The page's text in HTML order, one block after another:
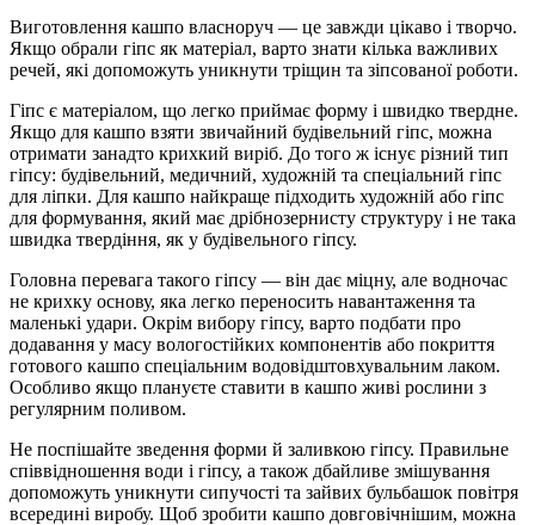
Виготовлення кашпо власноруч — це завжди цікаво і творчо.
Якщо обрали гіпс як матеріал, варто знати кілька важливих
речей, які допоможуть уникнути тріщин та зіпсованої роботи.
Гіпс є матеріалом, що легко приймає форму і швидко твердне.
Якщо для кашпо взяти звичайний будівельний гіпс, можна
отримати занадто крихкий виріб. До того ж існує різний тип
гіпсу: будівельний, медичний, художній та спеціальний гіпс
для ліпки. Для кашпо найкраще підходить художній або гіпс
для формування, який має дрібнозернисту структуру і не така
швидка твердіння, як у будівельного гіпсу.
Головна перевага такого гіпсу — він дає міцну, але водночас
не крихку основу, яка легко переносить навантаження та
маленькі удари. Окрім вибору гіпсу, варто подбати про
додавання у масу вологостійких компонентів або покриття
готового кашпо спеціальним водовідштовхувальним лаком.
Особливо якщо плануєте ставити в кашпо живі рослини з
регулярним поливом.
Не поспішайте зведення форми й заливкою гіпсу. Правильне
співвідношення води і гіпсу, а також дбайливе змішування
допоможуть уникнути сипучості та зайвих бульбашок повітря
всередині виробу. Щоб зробити кашпо довговічнішим, можна